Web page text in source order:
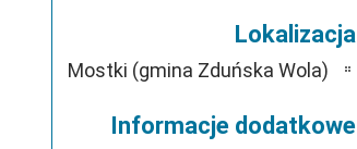
Lokalizacja
Mostki (gmina Zduńska Wola)
Informacje dodatkowe